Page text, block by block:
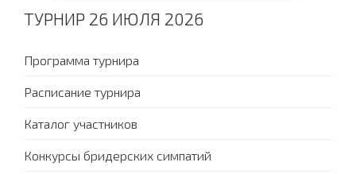
ТУРНИР 26 ИЮЛЯ 2026
Программа турнира
Расписание турнира
Каталог участников
Конкурсы бридерских симпатий